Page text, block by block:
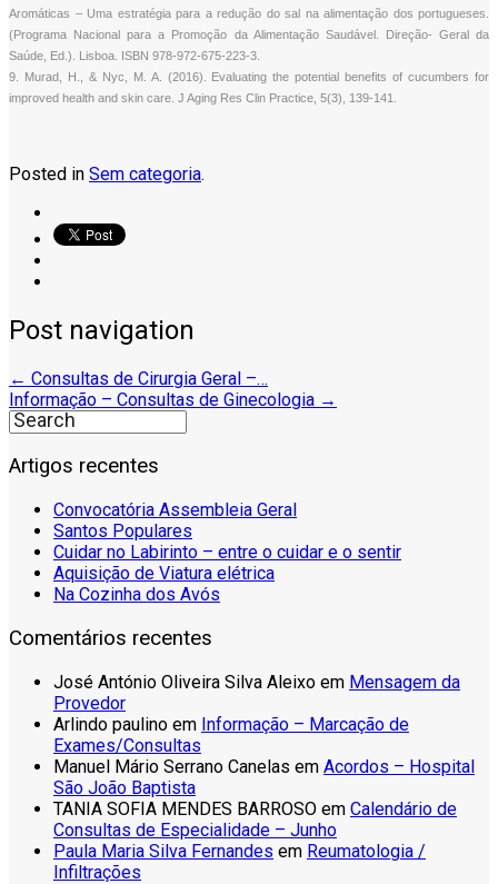
Aromáticas – Uma estratégia para a redução do sal na alimentação dos portugueses.
(Programa Nacional para a Promoção da Alimentação Saudável. Direção- Geral da
Saúde, Ed.). Lisboa. ISBN 978-972-675-223-3.
9. Murad, H., & Nyc, M. A. (2016). Evaluating the potential benefits of cucumbers for
improved health and skin care. J Aging Res Clin Practice, 5(3), 139-141.
Posted in Sem categoria.
Post navigation
← Consultas de Cirurgia Geral –…
Informação – Consultas de Ginecologia →
Artigos recentes
Convocatória Assembleia Geral
Santos Populares
Cuidar no Labirinto – entre o cuidar e o sentir
Aquisição de Viatura elétrica
Na Cozinha dos Avós
Comentários recentes
José António Oliveira Silva Aleixo em Mensagem da
Provedor
Arlindo paulino em Informação – Marcação de
Exames/Consultas
Manuel Mário Serrano Canelas em Acordos – Hospital
São João Baptista
TANIA SOFIA MENDES BARROSO em Calendário de
Consultas de Especialidade – Junho
Paula Maria Silva Fernandes em Reumatologia /
Infiltrações